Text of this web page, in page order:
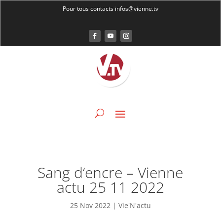
Pour tous contacts infos@vienne.tv
Sang d’encre – Vienne
actu 25 11 2022
25 Nov 2022| Vie'N'actu